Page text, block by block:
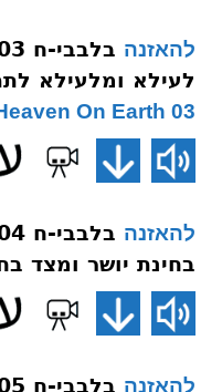
להאזנה
לעילא ומלעילא
03 Heaven On Earth
להאזנה
בחינת יושר ומצד
להאזנה בלבבי-ח 005 וצדיק באמונתו יחיה